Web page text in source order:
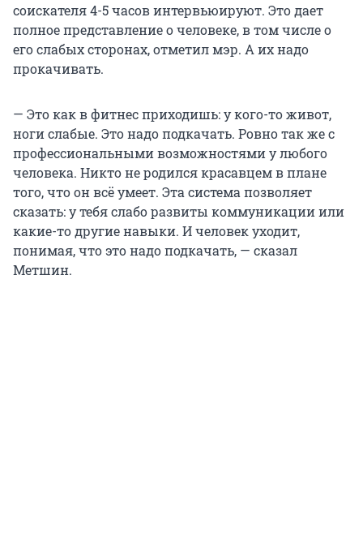
соискателя 4-5 часов интервьюируют. Это дает
полное представление о человеке, в том числе о
его слабых сторонах, отметил мэр. А их надо
прокачивать.
— Это как в фитнес приходишь: у кого-то живот,
ноги слабые. Это надо подкачать. Ровно так же с
профессиональными возможностями у любого
человека. Никто не родился красавцем в плане
того, что он всё умеет. Эта система позволяет
сказать: у тебя слабо развиты коммуникации или
какие-то другие навыки. И человек уходит,
понимая, что это надо подкачать, — сказал
Метшин.